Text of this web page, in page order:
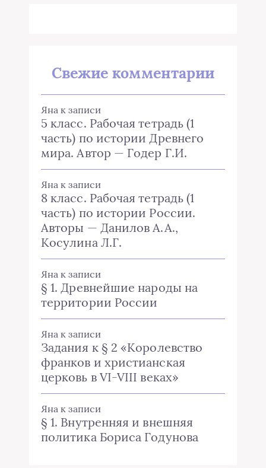
Свежие комментарии
Яна к записи
5 класс. Рабочая тетрадь (1
часть) по истории Древнего
мира. Автор — Годер Г.И.
Яна к записи
8 класс. Рабочая тетрадь (1
часть) по истории России.
Авторы — Данилов А.А.,
Косулина Л.Г.
Яна к записи
§ 1. Древнейшие народы на
территории России
Яна к записи
Задания к § 2 «Королевство
франков и христианская
церковь в VI-VIII веках»
Яна к записи
§ 1. Внутренняя и внешняя
политика Бориса Годунова